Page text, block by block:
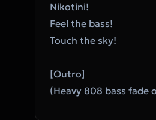
Nikotini!
Feel the bass!
Touch the sky!
[Outro]
(Heavy 808 bass fade